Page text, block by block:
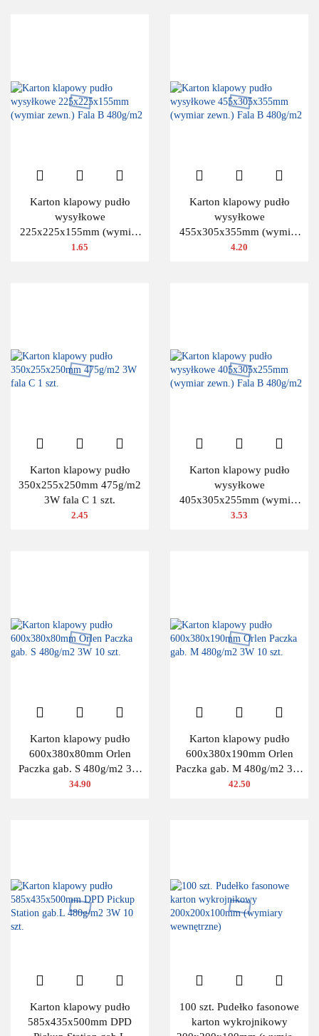
Karton klapowy pudło
wysyłkowe
225x225x155mm (wymiar
zewn.) Fala B 480g/m2
1.65
Karton klapowy pudło
wysyłkowe
455x305x355mm (wymiar
zewn.) Fala B 480g/m2
4.20
Karton klapowy pudło
350x255x250mm 475g/m2
3W fala C 1 szt.
2.45
Karton klapowy pudło
wysyłkowe
405x305x255mm (wymiar
zewn.) Fala B 480g/m2
3.53
Karton klapowy pudło
600x380x80mm Orlen
Paczka gab. S 480g/m2 3W
10 szt.
34.90
Karton klapowy pudło
600x380x190mm Orlen
Paczka gab. M 480g/m2 3W
10 szt.
42.50
Karton klapowy pudło
585x435x500mm DPD
100 szt. Pudełko fasonowe
karton wykrojnikowy